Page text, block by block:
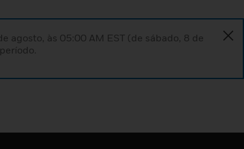
agosto, às 05:00 AM EST (de sábado, 8 de